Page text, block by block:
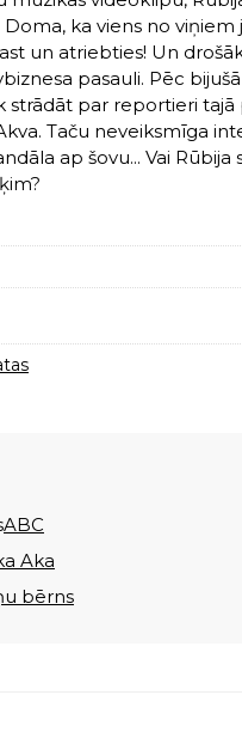
ka viens no
un atriebties! Un
pasauli. Pēc
strādāt par reportieri tajā
Taču neveiksmīga
ap šovu... Vai Rūbija
ABC
Aka
bērns